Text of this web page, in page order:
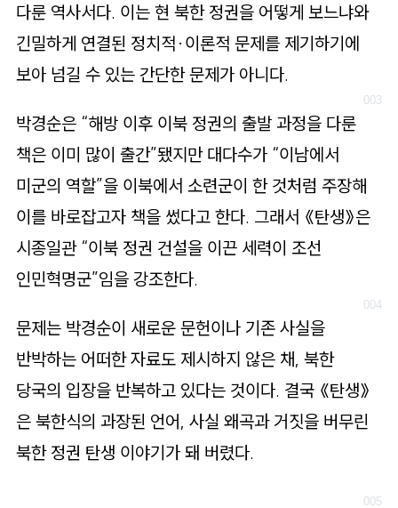
다룬 역사서다. 이는 현 북한 정권을 어떻게 보느냐와
긴밀하게 연결된 정치적·이론적 문제를 제기하기에
보아 넘길 수 있는 간단한 문제가 아니다.
박경순은 “해방 이후 이북 정권의 출발 과정을 다룬
책은 이미 많이 출간”됐지만 대다수가 “이남에서
미군의 역할”을 이북에서 소련군이 한 것처럼 주장해
이를 바로잡고자 책을 썼다고 한다. 그래서 《탄생》은
시종일관 “이북 정권 건설을 이끈 세력이 조선
인민혁명군”임을 강조한다.
문제는 박경순이 새로운 문헌이나 기존 사실을
반박하는 어떠한 자료도 제시하지 않은 채, 북한
당국의 입장을 반복하고 있다는 것이다. 결국 《탄생》
은 북한식의 과장된 언어, 사실 왜곡과 거짓을 버무린
북한 정권 탄생 이야기가 돼 버렸다.